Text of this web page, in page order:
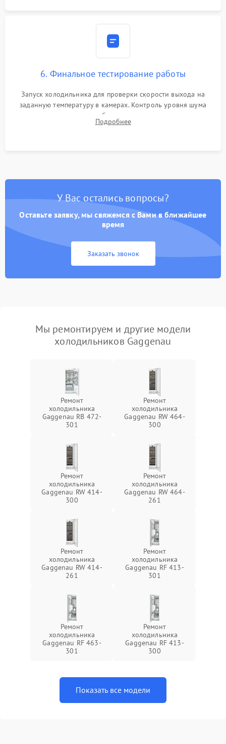
6. Финальное тестирование работы
Запуск холодильника для проверки скорости выхода на
заданную температуру в камерах. Контроль уровня шума
компрессора, отсутствия обмерзания стенок и корректного
срабатывания системы автоматической оттайки.
Подробнее
У Вас остались вопросы?
Оставьте заявку, мы свяжемся с Вами в ближайшее
время
Заказать звонок
Мы ремонтируем и другие модели
холодильников Gaggenau
Ремонт
холодильника
Gaggenau RB 472-
301
Ремонт
холодильника
Gaggenau RW 464-
300
Ремонт
холодильника
Gaggenau RW 414-
300
Ремонт
холодильника
Gaggenau RW 464-
261
Ремонт
холодильника
Gaggenau RW 414-
261
Ремонт
холодильника
Gaggenau RF 413-
301
Ремонт
холодильника
Gaggenau RF 463-
301
Ремонт
холодильника
Gaggenau RF 413-
300
Показать все модели